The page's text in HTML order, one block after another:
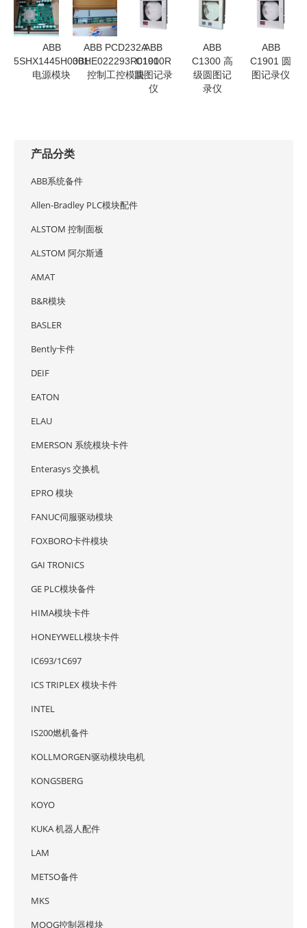
ABB
5SHX1445H0001
电源模块
ABB PCD232A
3BHE022293R0101
控制工控模块
ABB
C1900R
圆图记录
仪
ABB
C1300 高
级圆图记
录仪
ABB
C1901 圆
图记录仪
产品分类
ABB系统备件
Allen-Bradley PLC模块配件
ALSTOM 控制面板
ALSTOM 阿尔斯通
AMAT
B&R模块
BASLER
Bently卡件
DEIF
EATON
ELAU
EMERSON 系统模块卡件
Enterasys 交换机
EPRO 模块
FANUC伺服驱动模块
FOXBORO卡件模块
GAI TRONICS
GE PLC模块备件
HIMA模块卡件
HONEYWELL模块卡件
IC693/1C697
ICS TRIPLEX 模块卡件
INTEL
IS200燃机备件
KOLLMORGEN驱动模块电机
KONGSBERG
KOYO
KUKA 机器人配件
LAM
METSO备件
MKS
MOOG控制器模块